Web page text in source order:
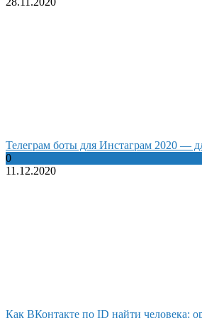
Телеграм боты для Инстаграм 2020 —
0
11.12.2020
Как ВКонтакте по ID найти человека: